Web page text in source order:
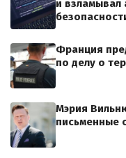
и взламывал
Франция
по делу о
Мэрия
письменные